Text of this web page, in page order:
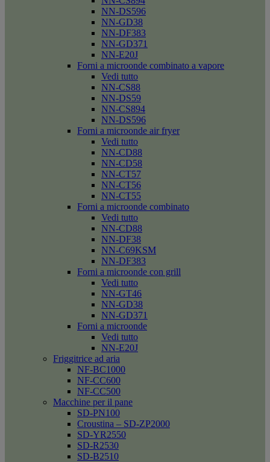
NN-DS596
NN-GD38
NN-DF383
NN-GD371
NN-E20J
Forni a microonde combinato a vapore
Vedi tutto
NN-CS88
NN-DS59
NN-CS894
NN-DS596
Forni a microonde air fryer
Vedi tutto
NN-CD88
NN-CD58
NN-CT57
NN-CT56
NN-CT55
Forni a microonde combinato
Vedi tutto
NN-CD88
NN-DF38
NN-C69KSM
NN-DF383
Forni a microonde con grill
Vedi tutto
NN-GT46
NN-GD38
NN-GD371
Forni a microonde
Vedi tutto
NN-E20J
Friggitrice ad aria
NF-BC1000
NF-CC600
NF-CC500
Macchine per il pane
SD-PN100
Croustina – SD-ZP2000
SD-YR2550
SD-R2530
SD-B2510